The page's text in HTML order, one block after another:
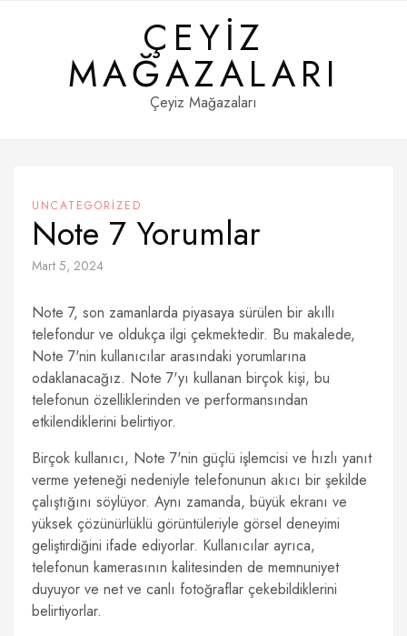
ÇEYIZ
MAĞAZALARI
Çeyiz Mağazaları
UNCATEGORIZED
Note 7 Yorumlar
Mart 5, 2024
Note 7, son zamanlarda piyasaya sürülen bir akıllı
telefondur ve oldukça ilgi çekmektedir. Bu makalede,
Note 7'nin kullanıcılar arasındaki yorumlarına
odaklanacağız. Note 7'yı kullanan birçok kişi, bu
telefonun özelliklerinden ve performansından
etkilendiklerini belirtiyor.
Birçok kullanıcı, Note 7'nin güçlü işlemcisi ve hızlı yanıt
verme yeteneği nedeniyle telefonunun akıcı bir şekilde
çalıştığını söylüyor. Aynı zamanda, büyük ekranı ve
yüksek çözünürlüklü görüntüleriyle görsel deneyimi
geliştirdiğini ifade ediyorlar. Kullanıcılar ayrıca,
telefonun kamerasının kalitesinden de memnuniyet
duyuyor ve net ve canlı fotoğraflar çekebildiklerini
belirtiyorlar.